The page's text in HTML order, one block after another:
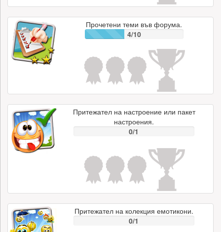
Прочетени теми във форума.
4/10
Притежател на настроение или пакет
настроения.
0/1
Притежател на колекция емотикони.
0/1